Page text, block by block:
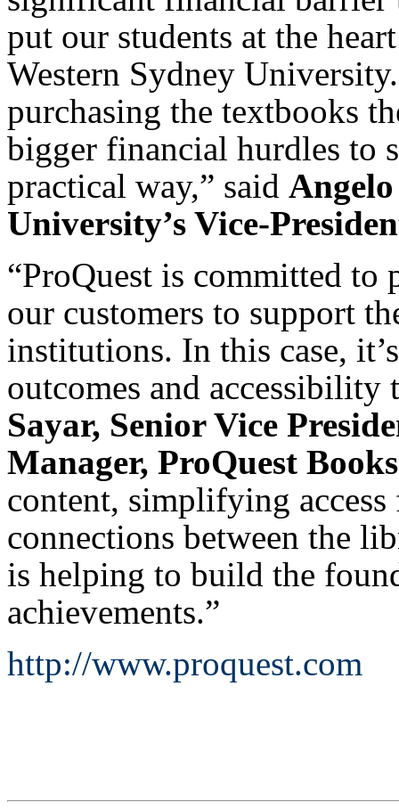
put our students at the
Western Sydney
purchasing the textbooks
bigger financial hurdles to
practical way,” said
University’s Vice-
“ProQuest is committed
our customers to support
institutions. In this case,
outcomes and
Sayar, Senior Vice
Manager, ProQuest Books
content, simplifying
connections between the
is helping to build the
achievements.”
http://www.proquest.com